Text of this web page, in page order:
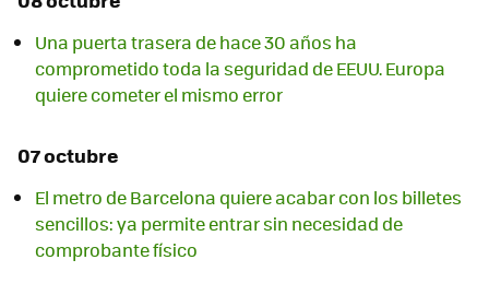
Una puerta trasera de hace 30 años ha
comprometido toda la seguridad de EEUU. Europa
quiere cometer el mismo error
07 octubre
El metro de Barcelona quiere acabar con los billetes
sencillos: ya permite entrar sin necesidad de
comprobante físico